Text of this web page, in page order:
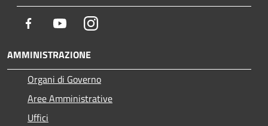
Facebook YoutubeInstagram
AMMINISTRAZIONE
Organi di Governo
Aree Amministrative
Uffici